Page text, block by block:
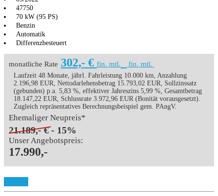
47750
70 kW (95 PS)
Benzin
Automatik
Differenzbesteuert
monatliche Rate 302,- € fin. mtl. fin. mtl.
Laufzeit 48 Monate, jährl. Fahrleistung 10.000 km, Anzahlung
2.196,98 EUR, Nettodarlehensbetrag 15.793,02 EUR, Sollzinssatz
(gebunden) p.a. 5,83 %, effektiver Jahreszins 5,99 %, Gesamtbetrag
18.147,22 EUR, Schlussrate 3.972,96 EUR (Bonität vorausgesetzt).
Zugleich repräsentatives Berechnungsbeispiel gem. PAngV.
Ehemaliger Neupreis*
21.189,- € - 15%
Unser Angebotspreis:
17.990,-